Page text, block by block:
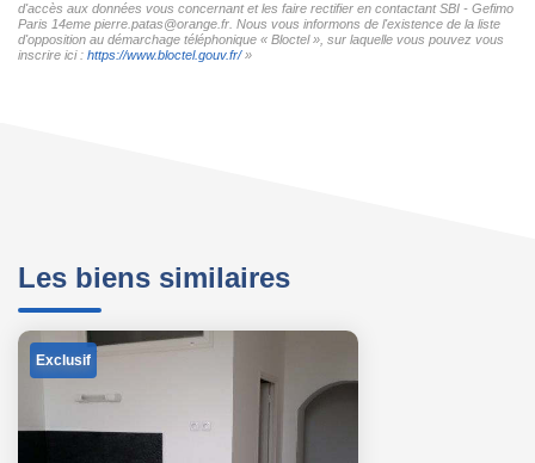
d'accès aux données vous concernant et les faire rectifier en contactant SBI - Gefimo
Paris 14eme pierre.patas@orange.fr. Nous vous informons de l'existence de la liste
d'opposition au démarchage téléphonique « Bloctel », sur laquelle vous pouvez vous
inscrire ici : https://www.bloctel.gouv.fr/»
Les biens similaires
Exclusif